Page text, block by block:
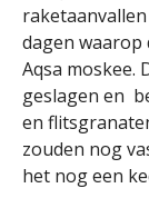
dagen waarop
Aqsa moskee.
geslagen en
en
zouden nog
het nog een